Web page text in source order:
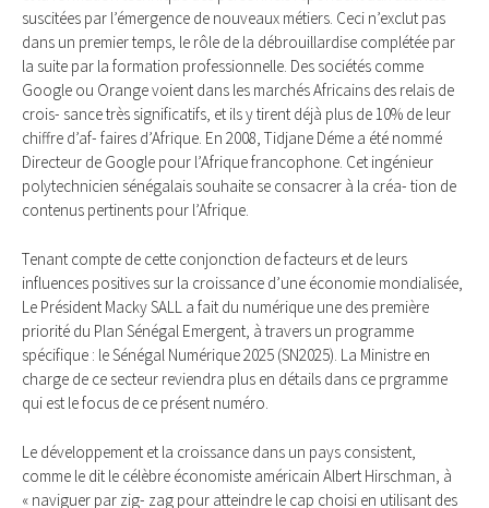
suscitées par l’émergence de nouveaux métiers. Ceci n’exclut pas
dans un premier temps, le rôle de la débrouillardise complétée par
la suite par la formation professionnelle. Des sociétés comme
Google ou Orange voient dans les marchés Africains des relais de
crois- sance très significatifs, et ils y tirent déjà plus de 10% de leur
chiffre d’af- faires d’Afrique. En 2008, Tidjane Déme a été nommé
Directeur de Google pour l’Afrique francophone. Cet ingénieur
polytechnicien sénégalais souhaite se consacrer à la créa- tion de
contenus pertinents pour l’Afrique.
Tenant compte de cette conjonction de facteurs et de leurs
influences positives sur la croissance d’une économie mondialisée,
Le Président Macky SALL a fait du numérique une des première
priorité du Plan Sénégal Emergent, à travers un programme
spécifique : le Sénégal Numérique 2025 (SN2025). La Ministre en
charge de ce secteur reviendra plus en détails dans ce prgramme
qui est le focus de ce présent numéro.
Le développement et la croissance dans un pays consistent,
comme le dit le célèbre économiste américain Albert Hirschman, à
« naviguer par zig- zag pour atteindre le cap choisi en utilisant des